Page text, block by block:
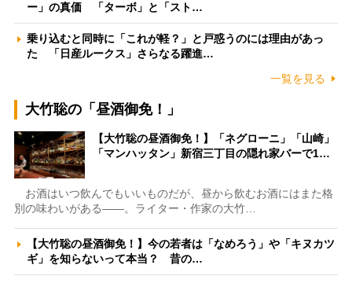
ー」の真価 「ターボ」と「スト…
乗り込むと同時に「これが軽？」と戸惑うのには理由があっ
た 「日産ルークス」さらなる躍進…
一覧を見る
大竹聡の「昼酒御免！」
【大竹聡の昼酒御免！】「ネグローニ」「山崎」
「マンハッタン」新宿三丁目の隠れ家バーで1…
お酒はいつ飲んでもいいものだが、昼から飲むお酒にはまた格
別の味わいがある――。ライター・作家の大竹…
【大竹聡の昼酒御免！】今の若者は「なめろう」や「キヌカツ
ギ」を知らないって本当？ 昔の…